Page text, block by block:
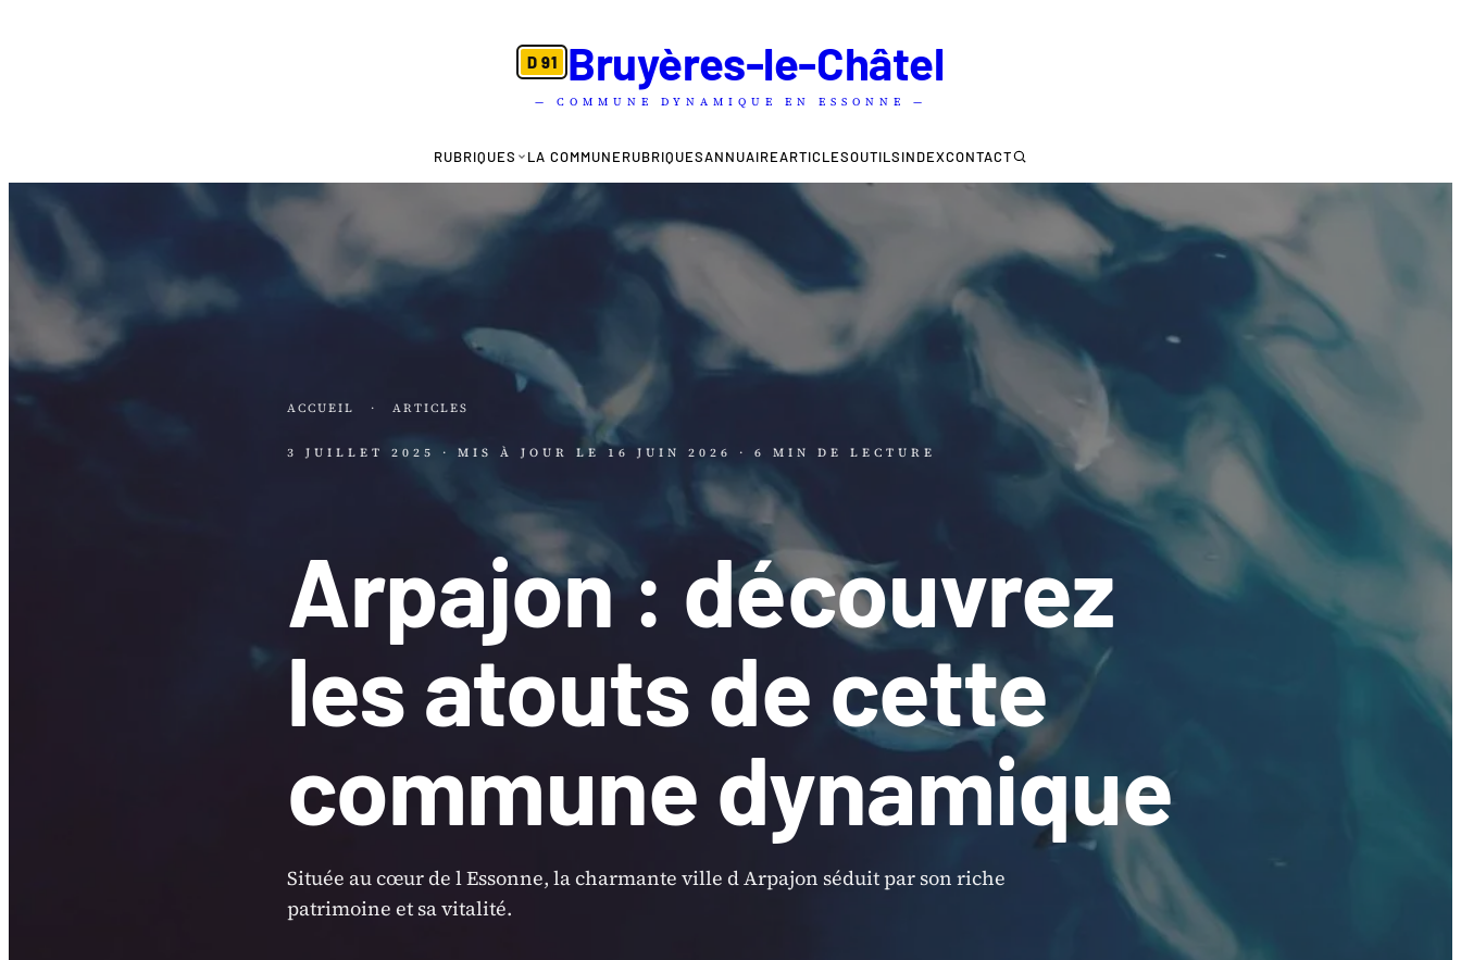
D 91 Bruyères-le-Châtel
— COMMUNE DYNAMIQUE EN ESSONNE —
RUBRIQUES LA COMMUNERUBRIQUESANNUAIREARTICLESOUTILSINDEXCONTACT
ACCUEIL · ARTICLES
3 JUILLET 2025 · MIS À JOUR LE 16 JUIN 2026 · 6 MIN DE LECTURE
Arpajon : découvrez
les atouts de cette
commune dynamique
Située au cœur de l Essonne, la charmante ville d Arpajon séduit par son riche
patrimoine et sa vitalité.